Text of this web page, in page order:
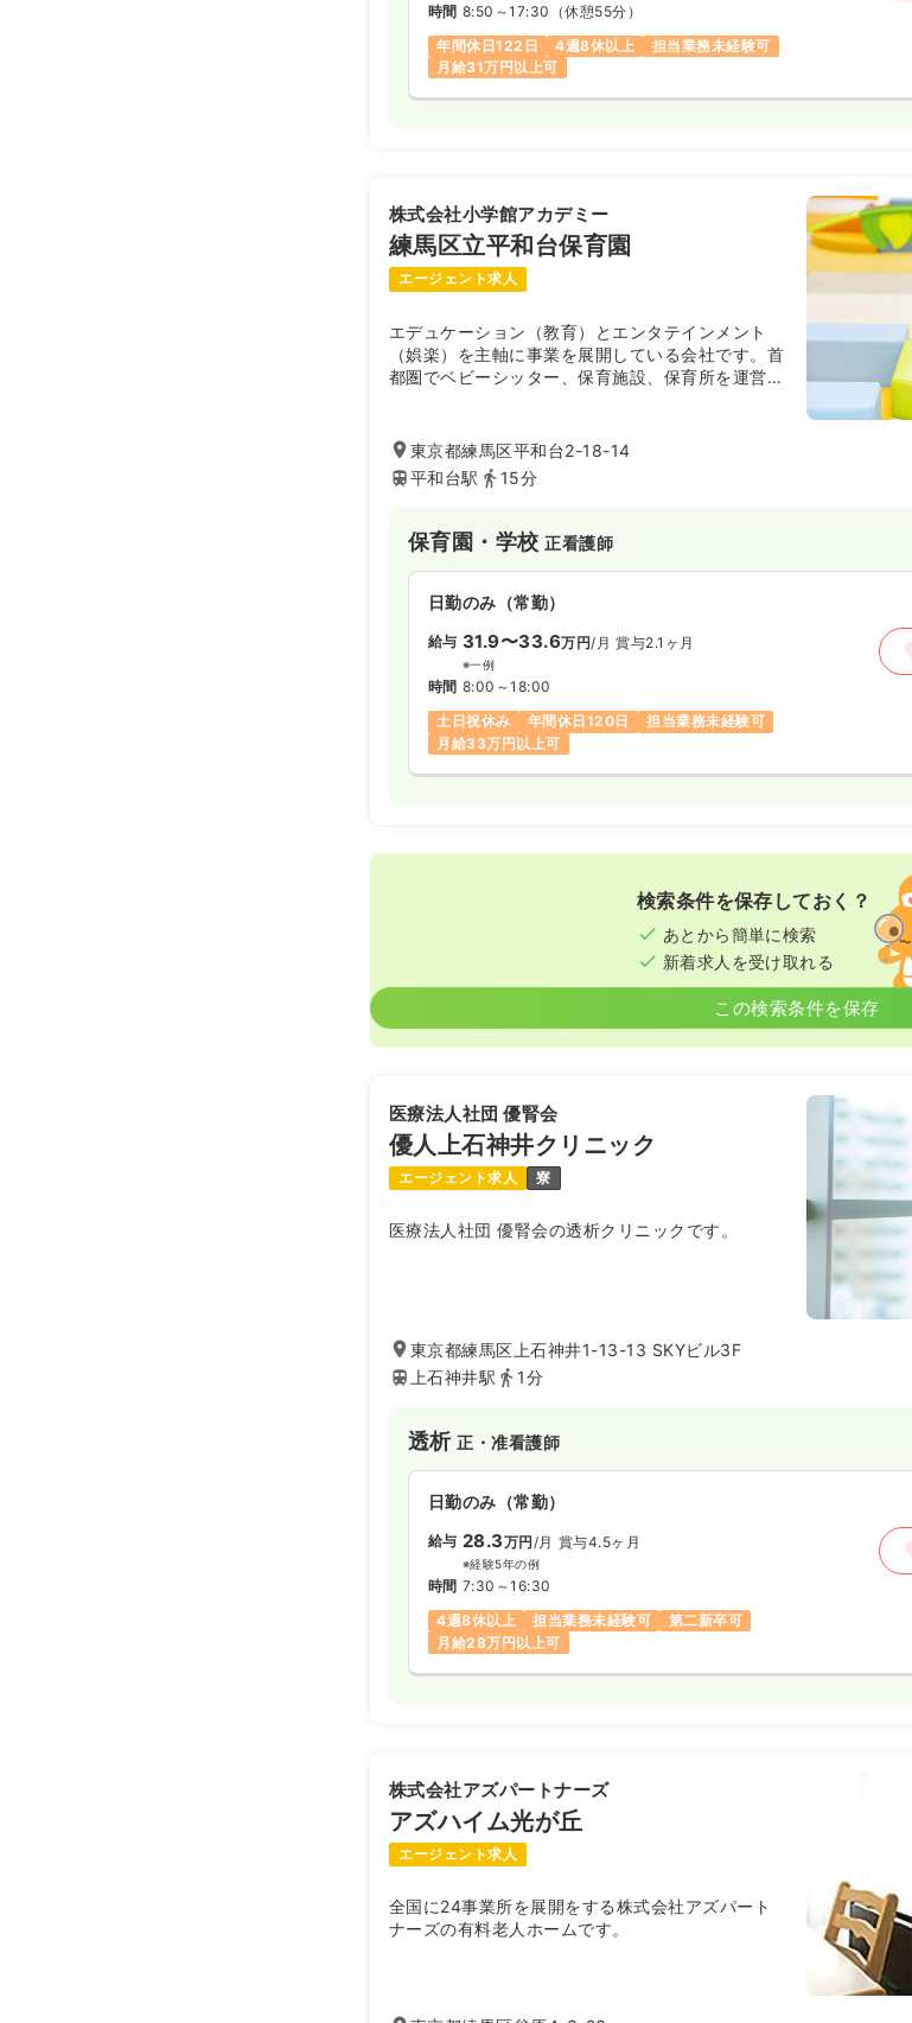
時間 8:50～17:30 （休憩55分）
年間休日122日
4週8休以上
担当業務未経験可
月給31万円以上可
株式会社小学館アカデミー
練馬区立平和台保育園
エージェント求人
エデュケーション（教育）とエンタテインメント
（娯楽）を主軸に事業を展開している会社です。首
都圏でベビーシッター、保育施設、保育所を運営し
東京都練馬区平和台2-18-14
平和台駅
15分
保育園・学校正看護師
日勤のみ（常勤）
給与 31.9〜33.6万円/月 賞与2.1ヶ月
※一例
時間 8:00～18:00
土日祝休み
年間休日120日
担当業務未経験可
月給33万円以上可
検索条件を保存しておく？
あとから簡単に検索
新着求人を受け取れる
この検索条件を保存
医療法人社団 優腎会
優人上石神井クリニック
エージェント求人 寮
医療法人社団 優腎会の透析クリニックです。
東京都練馬区上石神井1-13-13 SKYビル3F
上石神井駅
1分
透析正・准看護師
日勤のみ（常勤）
給与 28.3万円/月 賞与4.5ヶ月
※経験5年の例
時間 7:30～16:30
4週8休以上
担当業務未経験可
第二新卒可
月給28万円以上可
株式会社アズパートナーズ
アズハイム光が丘
エージェント求人
全国に24事業所を展開をする株式会社アズパート
ナーズの有料老人ホームです。